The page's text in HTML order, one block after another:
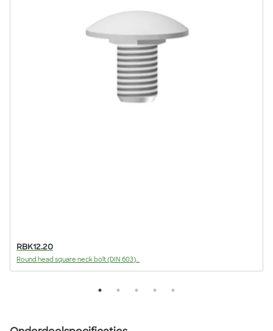
RBK12.20
Round head square neck bolt (DIN 603)...